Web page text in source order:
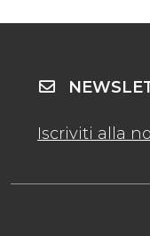
Iscriviti alla